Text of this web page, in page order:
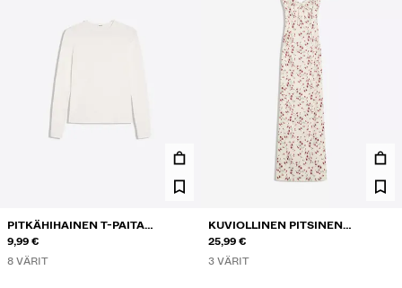
PITKÄHIHAINEN T-PAITA
PYÖREÄLLÄ KAULA-AUKOLLA
9,99 €
8 VÄRIT
KUVIOLLINEN PITSINEN
PUOLIPITKÄ MEKKO
25,99 €
3 VÄRIT